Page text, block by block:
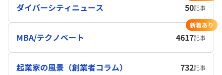
ダイバーシティニュース 50記事
MBA/テクノベート 4617記事
新着あり
起業家の風景（創業者コラム） 732記事